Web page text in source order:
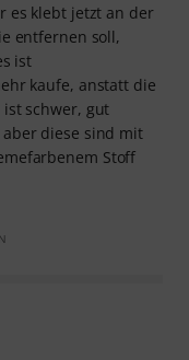
es klebt jetzt an der
entfernen soll,
ist
kaufe, anstatt die
schwer, gut
diese sind mit
Stoff